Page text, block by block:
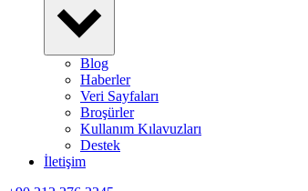
Blog
Haberler
Veri Sayfaları
Broşürler
Kullanım Kılavuzları
Destek
İletişim